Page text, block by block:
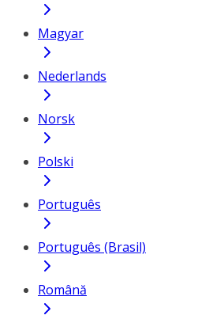
Magyar
Nederlands
Norsk
Polski
Português
Português (Brasil)
Română